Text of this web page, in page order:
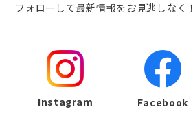
フォローして最新情報をお見逃しなく！
Instagram Facebook